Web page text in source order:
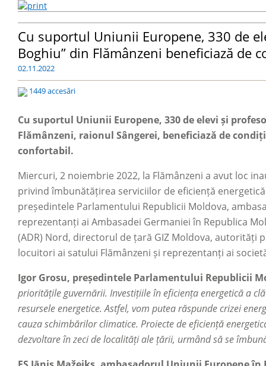
Cu suportul Uniunii Europene, 330 de
Boghiu” din Flămânzeni beneficiază
02.11.2022
1449 accesări
Cu suportul Uniunii Europene, 330 de elevi și
Flămânzeni, raionul Sângerei, beneficiază de
confortabil.
Miercuri, 2 noiembrie 2022, la Flămânzeni a avut loc
privind îmbunătățirea serviciilor de eficiență
președintele Parlamentului Republicii Moldova,
reprezentanți ai Ambasadei Germaniei în Republica
(ADR) Nord, directorul de țară GIZ Moldova,
locuitori ai satului Flămânzeni și reprezentanți ai
Igor Grosu, președintele Parlamentului Republicii
prioritățile guvernării. Investițiile în eficiența energetică a
resursele energetice. Astfel, vom putea răspunde crizei
cauza schimbărilor climatice. Proiecte de eficiență
dezvoltare în zeci de localități ale țării, urmând să se